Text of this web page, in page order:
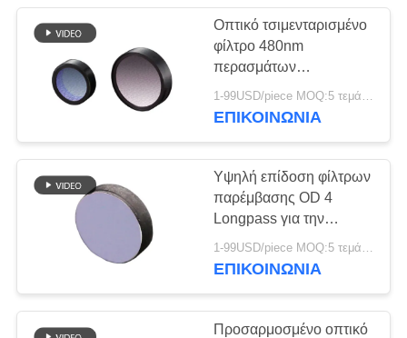
ΖΗΤΉΣΤΕ
ΈΝΑ
ΑΠΌΣΠΑΣΜΑ
SITEMAP
PRIVACY
POLICY
Οπτικό τσιμενταρισμένο
φίλτρο 480nm
περασμάτων
συνελεύσεων μακρύ με
την υψηλή
ΕΠΙΚΟΙΝΩΝΊΑ
Υψηλή επίδοση φίλτρων
παρέμβασης OD 4
Longpass για την
αναγνώριση δακτυλικών
αποτυπωμάτων
1-99USD/piece MOQ:5 τεμάχια
ΕΠΙΚΟΙΝΩΝΊΑ
Προσαρμοσμένο οπτικό